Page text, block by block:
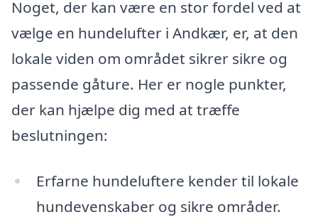
Noget, der kan være en stor fordel ved at
vælge en hundelufter i Andkær, er, at den
lokale viden om området sikrer sikre og
passende gåture. Her er nogle punkter,
der kan hjælpe dig med at træffe
beslutningen:
Erfarne hundeluftere kender til lokale
hundevenskaber og sikre områder.